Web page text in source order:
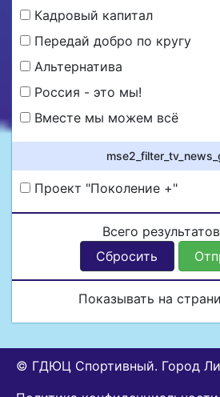
Кадровый капитал
Передай добро по кругу
Альтернатива
Россия - это мы!
Вместе мы можем всё
Проект "Поколение +"
Всего
Сбросить
Показывать на
© ГДЮЦ Спортивный. Город